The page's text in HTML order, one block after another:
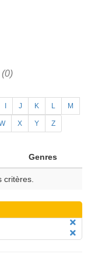
(0)
J K L M
X Y Z
Genres
critères.